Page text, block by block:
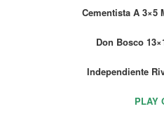
Cementista A 3×5
Don Bosco
Independiente
PLAY